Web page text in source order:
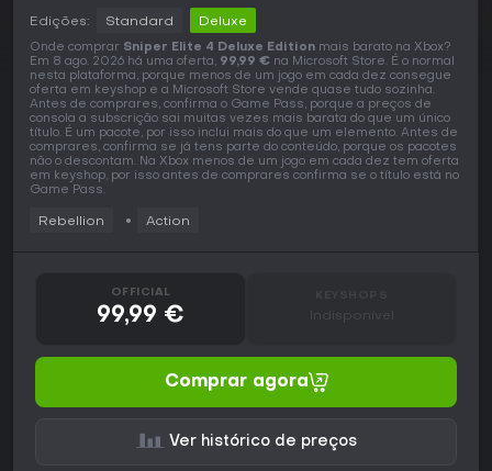
Edições: Standard Deluxe
Onde comprar Sniper Elite 4 Deluxe Edition mais barato na Xbox?
Em 8 ago. 2026 há uma oferta, 99,99 € na Microsoft Store. É o normal
nesta plataforma, porque menos de um jogo em cada dez consegue
oferta em keyshop e a Microsoft Store vende quase tudo sozinha.
Antes de comprares, confirma o Game Pass, porque a preços de
consola a subscrição sai muitas vezes mais barata do que um único
título. É um pacote, por isso inclui mais do que um elemento. Antes de
comprares, confirma se já tens parte do conteúdo, porque os pacotes
não o descontam. Na Xbox menos de um jogo em cada dez tem oferta
em keyshop, por isso antes de comprares confirma se o título está no
Game Pass.
Rebellion Action
OFFICIAL
99,99 € Indisponível
Comprar agora
Ver histórico de preços